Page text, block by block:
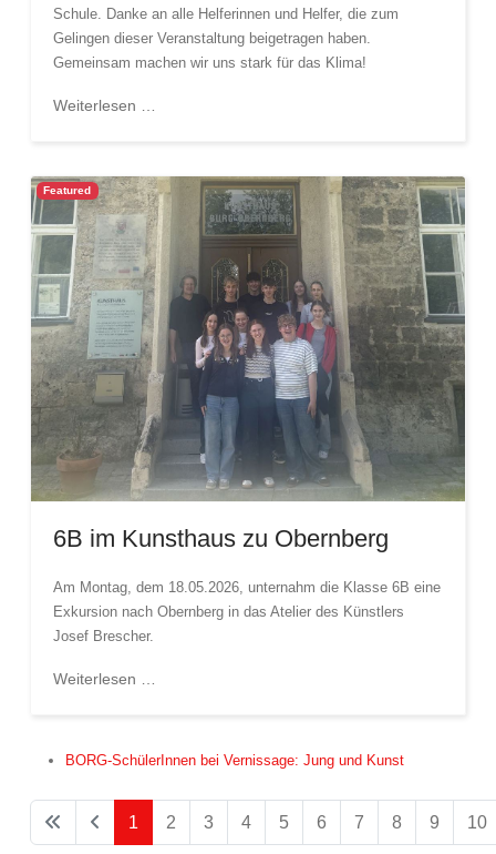
Schule. Danke an alle Helferinnen und Helfer, die zum
Gelingen dieser Veranstaltung beigetragen haben.
Gemeinsam machen wir uns stark für das Klima!
Weiterlesen …
Featured
6B im Kunsthaus zu Obernberg
Am Montag, dem 18.05.2026, unternahm die Klasse 6B eine
Exkursion nach Obernberg in das Atelier des Künstlers
Josef Brescher.
Weiterlesen …
BORG-SchülerInnen bei Vernissage: Jung und Kunst
1 2 3 4 5 6 7 8 9 10